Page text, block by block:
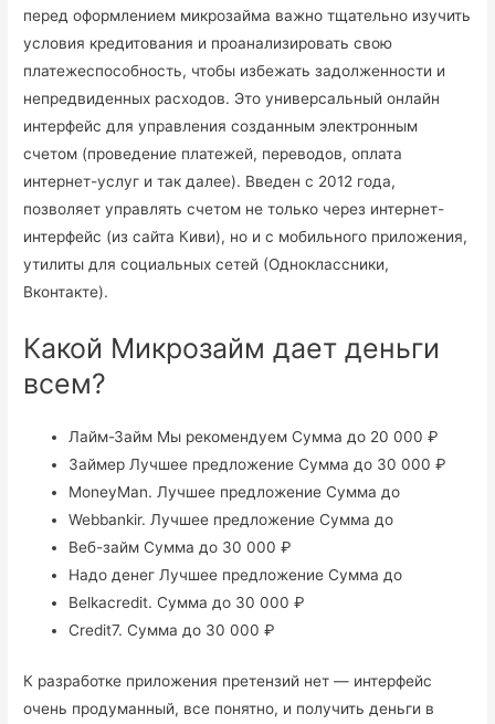
перед оформлением микрозайма важно тщательно изучить
условия кредитования и проанализировать свою
платежеспособность, чтобы избежать задолженности и
непредвиденных расходов. Это универсальный онлайн
интерфейс для управления созданным электронным
счетом (проведение платежей, переводов, оплата
интернет-услуг и так далее). Введен с 2012 года,
позволяет управлять счетом не только через интернет-
интерфейс (из сайта Киви), но и с мобильного приложения,
утилиты для социальных сетей (Одноклассники,
Вконтакте).
Какой Микрозайм дает деньги
всем?
Лайм-Займ Mы рекомендуем Сумма до 20 000 ₽
Займер Лучшее предложение Сумма до 30 000 ₽
MoneyMan. Лучшее предложение Сумма до
Webbankir. Лучшее предложение Сумма до
Веб-займ Сумма до 30 000 ₽
Надо денег Лучшее предложение Сумма до
Belkacredit. Сумма до 30 000 ₽
Credit7. Сумма до 30 000 ₽
К разработке приложения претензий нет — интерфейс
очень продуманный, все понятно, и получить деньги в